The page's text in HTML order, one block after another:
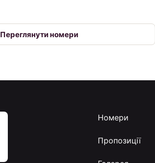
Переглянути номери
Номери
Пропозиції